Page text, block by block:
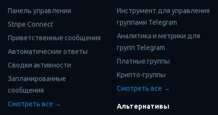
Панель управления
Stripe Connect
Приветственные сообщения
Автоматические ответы
Сводки активности
Запланированные
сообщения
Смотреть все →
Инструмент для управления
группами Telegram
Аналитика и метрики для
групп Telegram
Платные группы
Крипто-группы
Смотреть все →
Альтернативы